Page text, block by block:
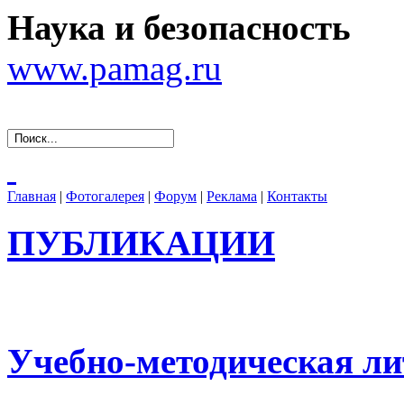
Наука и безопасность
www.pamag.ru
Главная | Фотогалерея | Форум | Реклама | Контакты
ПУБЛИКАЦИИ
Учебно-методическая